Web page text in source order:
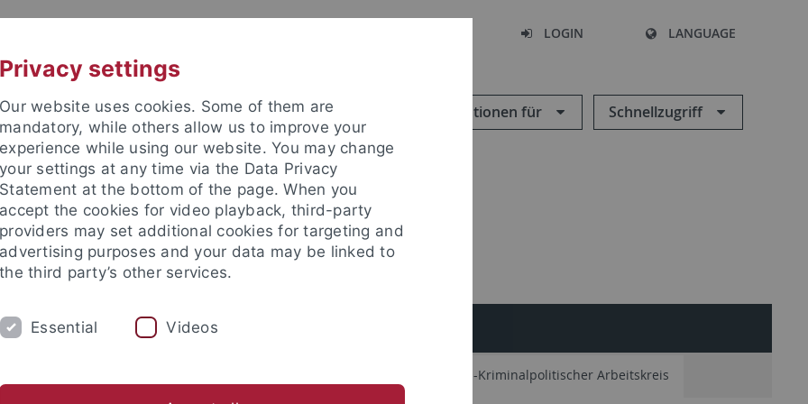
LOGIN LANGUAGE
Informationen für Schnellzugriff
FORSCHUNG LEHRE
Kriminologisch-Kriminalpolitischer Arbeitskreis
Privacy settings
Our website uses cookies. Some of them are
mandatory, while others allow us to improve your
experience while using our website. You may change
your settings at any time via the Data Privacy
Statement at the bottom of the page. When you
accept the cookies for video playback, third-party
providers may set additional cookies for targeting and
advertising purposes and your data may be linked to
the third party’s other services.
Essential Videos